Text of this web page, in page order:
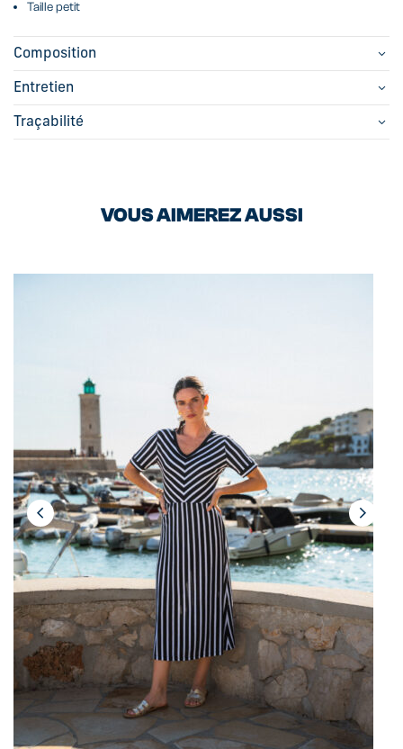
Taille petit
Composition
Entretien
Traçabilité
VOUS AIMEREZ AUSSI